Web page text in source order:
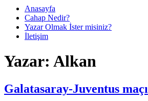
Anasayfa
Cahap Nedir?
Yazar Olmak İster misiniz?
İletişim
Yazar: Alkan
Galatasaray-Juventus maçı